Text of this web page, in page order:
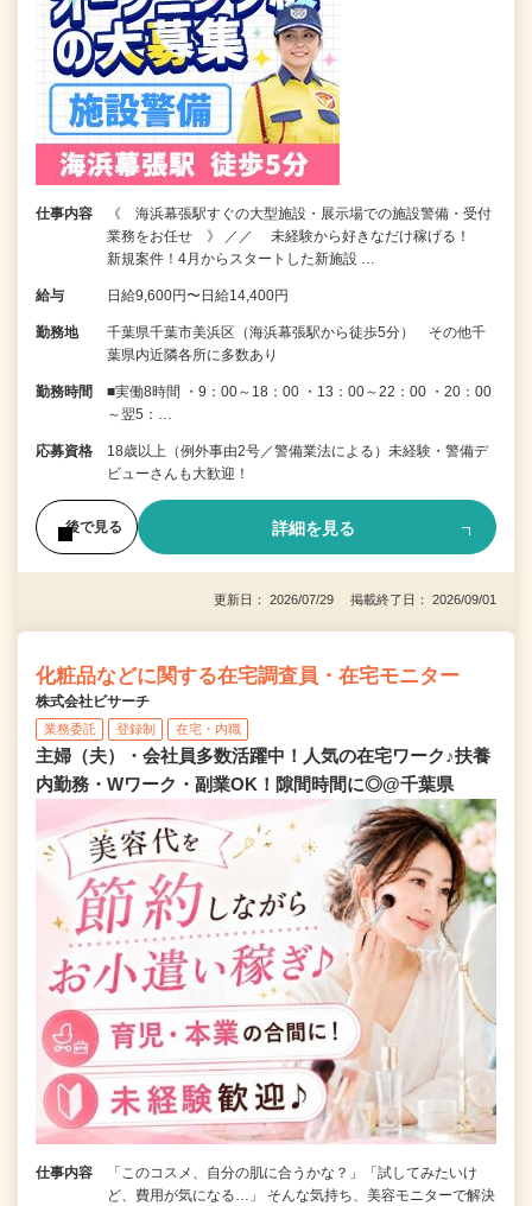
仕事内容
《 海浜幕張駅すぐの大型施設・展示場での施設警備・受付
業務をお任せ 》 ／／ 未経験から好きなだけ稼げる！
新規案件！4月からスタートした新施設 …
給与 日給9,600円〜日給14,400円
勤務地
千葉県千葉市美浜区（海浜幕張駅から徒歩5分） その他千
葉県内近隣各所に多数あり
勤務時間
■実働8時間 ・9：00～18：00 ・13：00～22：00 ・20：00
～翌5：…
応募資格
18歳以上（例外事由2号／警備業法による）未経験・警備デ
ビューさんも大歓迎！
後で見る 詳細を見る
更新日： 2026/07/29 掲載終了日： 2026/09/01
化粧品などに関する在宅調査員・在宅モニター
株式会社ビサーチ
業務委託 登録制 在宅・内職
主婦（夫）・会社員多数活躍中！人気の在宅ワーク♪扶養
内勤務・Wワーク・副業OK！隙間時間に◎@千葉県
仕事内容
「このコスメ、自分の肌に合うかな？」「試してみたいけ
ど、費用が気になる…」 そんな気持ち、美容モニターで解決